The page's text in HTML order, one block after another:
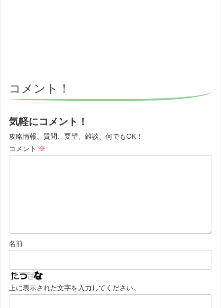
コメント！
気軽にコメント！
攻略情報、質問、要望、雑談、何でもOK！
コメント ※
名前
上に表示された文字を入力してください。